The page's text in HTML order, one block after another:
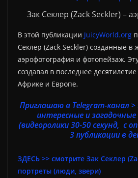
Зак Секлер (Zack Seckler) –
В этой публикации JuicyWorld.org
Секлер (Zack Seckler) созданные в
аэрофотография и фотопейзаж.
создавал в последнее
Африке и Европе.
Приглашаю в Telegram-канал
интересные и
(видеоролики 30-50 секунд, с
3 публикации в
ЗДЕСЬ >> смотрите Зак Секлер
портреты (люди, звери)